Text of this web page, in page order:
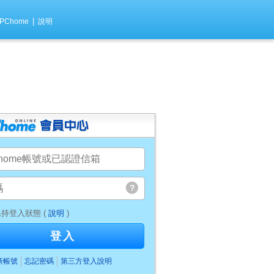
說明
登入狀態 ( 說明 )
登入
帳號 忘記密碼 第三方登入說明